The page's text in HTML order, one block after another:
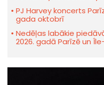
PJ Harvey koncerts
gada oktobrī
Nedēļas labākie
2026. gadā Parīzē un